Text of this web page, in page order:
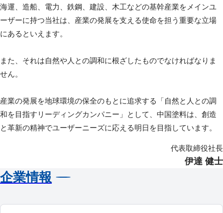
海運、造船、電力、鉄鋼、建設、木工などの基幹産業をメインユ
ーザーに持つ当社は、産業の発展を支える使命を担う重要な立場
にあるといえます。
また、それは自然や人との調和に根ざしたものでなければなりま
せん。
産業の発展を地球環境の保全のもとに追求する「自然と人との調
和を目指すリーディングカンパニー」として、中国塗料は、創造
と革新の精神でユーザーニーズに応える明日を目指しています。
代表取締役社長
伊達 健士
企業情報